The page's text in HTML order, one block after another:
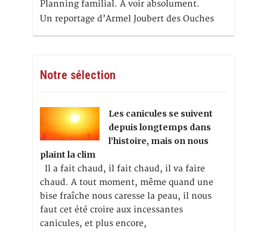
Planning familial. A voir absolument.
Un reportage d’Armel Joubert des Ouches
Notre sélection
Les canicules se suivent
depuis longtemps dans
l’histoire, mais on nous
plaint la clim
Il a fait chaud, il fait chaud, il va faire
chaud. A tout moment, même quand une
bise fraîche nous caresse la peau, il nous
faut cet été croire aux incessantes
canicules, et plus encore,